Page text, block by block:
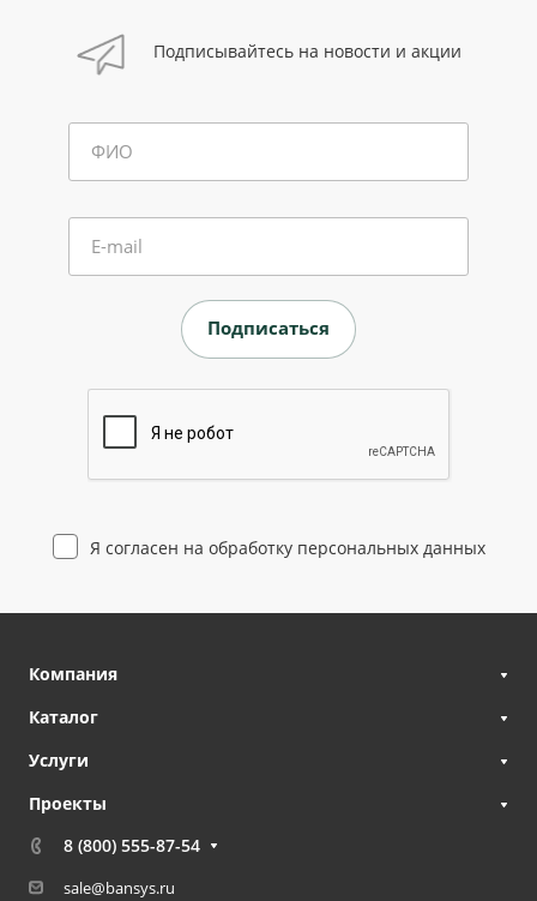
Подписывайтесь на новости и акции
ФИО
E-mail
Я согласен на обработку персональных данных
Компания
Каталог
Услуги
Проекты
8 (800) 555-87-54
sale@bansys.ru